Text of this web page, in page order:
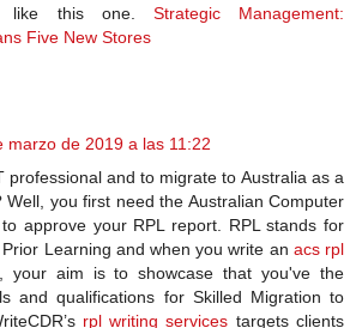
like this one. Strategic Management:
Five New Stores
marzo de 2019 a las 11:22
professional and to migrate to Australia as a
Well, you first need the Australian Computer
approve your RPL report. RPL stands for
Learning and when you write an acs rpl
your aim is to showcase that you've the
and qualifications for Skilled Migration to
rpl writing services targets clients